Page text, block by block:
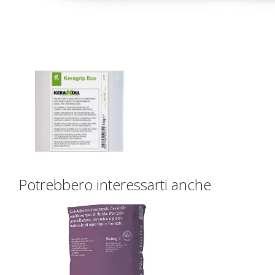
Potrebbero interessarti anche